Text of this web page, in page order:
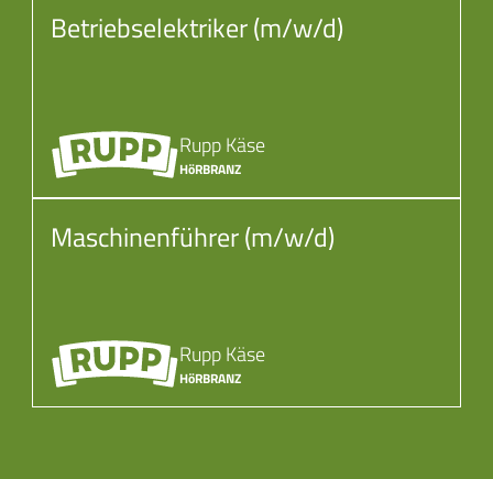
Betriebselektriker (m/w/d)
Rupp Käse
HöRBRANZ
Maschinenführer (m/w/d)
Rupp Käse
HöRBRANZ